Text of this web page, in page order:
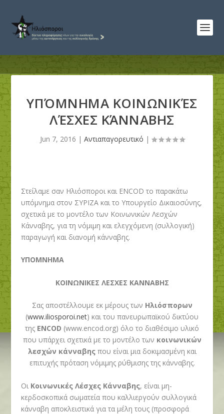
ΥΠΌΜΝΗΜΑ ΚΟΙΝΩΝΙΚΈΣ
ΛΈΣΧΕΣ ΚΆΝΝΑΒΗΣ
Jun 7, 2016 | Αντιαπαγορευτικό |
Στείλαμε σαν Ηλιόσποροι και ENCOD το παρακάτω
υπόμνημα στον ΣΥΡΙΖΑ και το Υπουργείο Δικαιοσύνης,
σχετικά με το μοντέλο των Κοινωνικών Λεσχών
Κάνναβης, για τη νόμιμη και ελεγχόμενη (συλλογική)
παραγωγή και διανομή κάνναβης.
ΥΠΟΜΝΗΜΑ
ΚΟΙΝΩΝΙΚΕΣ ΛΕΣΧΕΣ ΚΑΝΝΑΒΗΣ
Σας αποστέλλουμε εκ μέρους των Ηλιόσπορων
(www.iliosporoi.net) καιτου πανευρωπαϊκού δικτύου
της ENCOD (www.encod.org) όλο το διαθέσιμο υλικό
που υπάρχει σχετικά με το μοντέλο των κοινωνικών
λεσχών κάνναβηςπου είναι μια δοκιμασμένη και
επιτυχής πρόταση νόμιμης ρύθμισης της κάνναβης.
Οι Κοινωνικές Λέσχες Κάνναβης, είναι μη-
κερδοσκοπικά σωματεία που καλλιεργούν συλλογικά
κάνναβη αποκλειστικά για τα μέλη τους (προσφορά